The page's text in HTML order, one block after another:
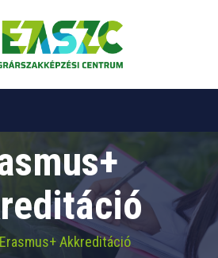
Erasmus+ Akkreditáció